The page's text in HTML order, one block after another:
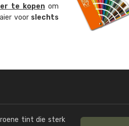
te kopen om
voor slechts
tint die sterk